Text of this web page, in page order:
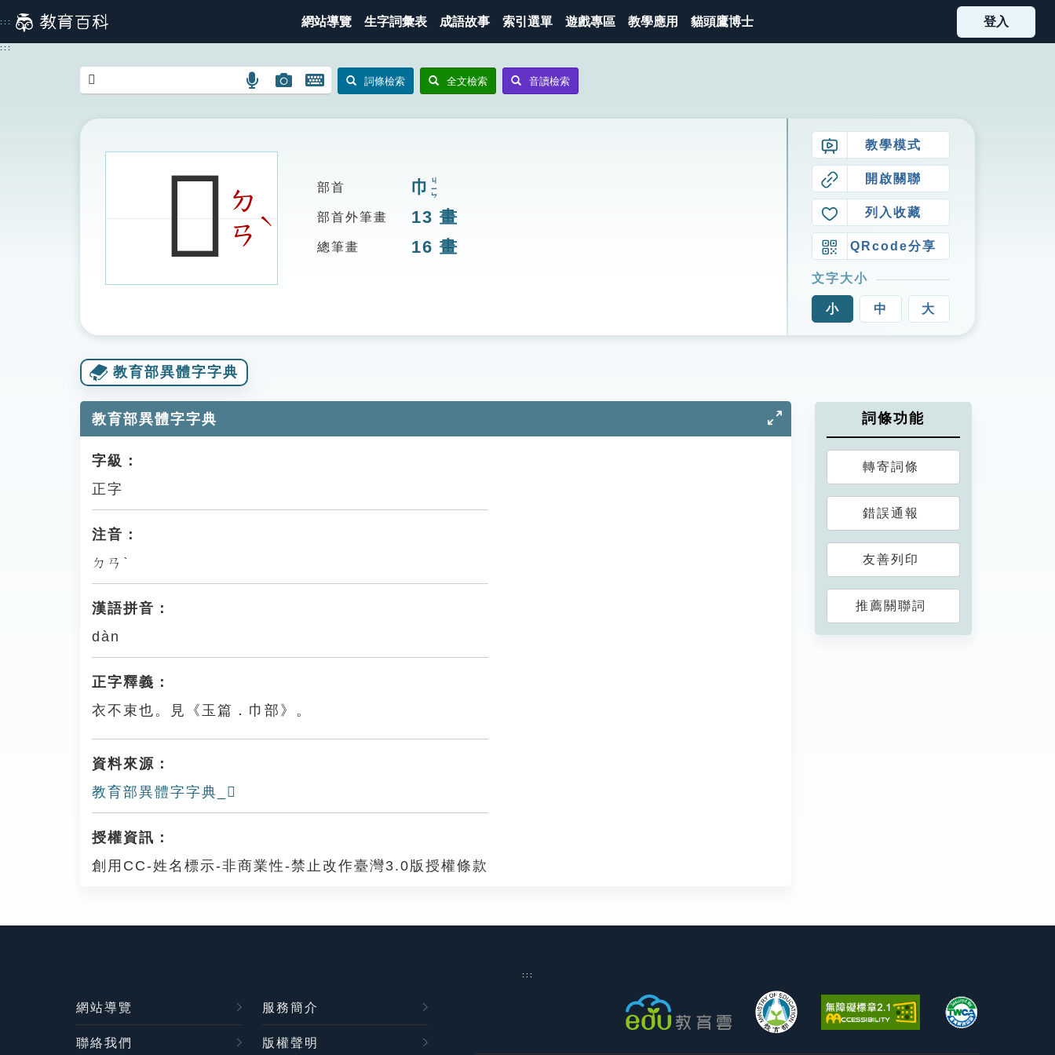
到
主
::: 網站導覽 生字詞彙表 成語故事 索引選單 遊戲專區 教學應用 貓頭鷹博士 登入
:::
語
搜
圖
圖
搜
開
鍵
詞條檢索 全文檢索 音讀檢索
𢅒ㄉ
ㄢ
ˋ
部首 巾 ㄐㄧㄣ
部首外筆畫 13 畫
總筆畫 16 畫
教學模式
開啟關聯
列入收藏
QRcode分享
文字大小
小 中 大
教育部異體字字典
教育部異體字字典
字級：
正字
注音：
ㄉㄢˋ
漢語拼音：
dàn
正字釋義：
衣不束也。見《玉篇．巾部》。
資料來源：
教育部異體字字典_𢅒
授權資訊：
創用CC-姓名標示-非商業性-禁止改作臺灣3.0版授權條款
詞條功能
轉寄詞條
錯誤通報
友善列印
推薦關聯詞
:::
網站導覽 服務簡介
聯絡我們 版權聲明